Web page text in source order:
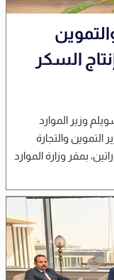
السكر
وزير الموارد
التموين والتجارة
بمقر وزارة الموارد